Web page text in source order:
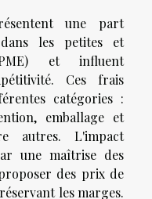
une part
les petites et
et influent
Ces frais
catégories :
emballage et
autres. L'impact
une maîtrise des
des prix de
les marges.